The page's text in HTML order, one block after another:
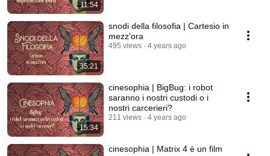
11:54
35:21
snodi della filosofia | Cartesio in
mezz'ora
495 views 4 years ago
15:34
cinesophia | BigBug: i robot
saranno i nostri custodi o i
nostri carcerieri?
211 views 4 years ago
cinesophia | Matrix 4 è un film